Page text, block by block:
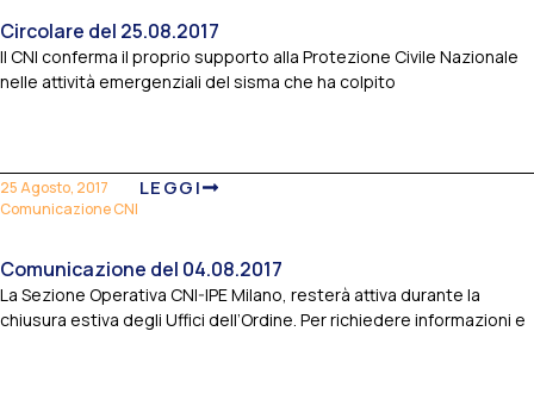
Circolare del 25.08.2017
Il CNI conferma il proprio supporto alla Protezione Civile Nazionale
nelle attività emergenziali del sisma che ha colpito
25 Agosto, 2017
Comunicazione CNI
LEGGI
Comunicazione del 04.08.2017
La Sezione Operativa CNI-IPE Milano, resterà attiva durante la
chiusura estiva degli Uffici dell’Ordine. Per richiedere informazioni e